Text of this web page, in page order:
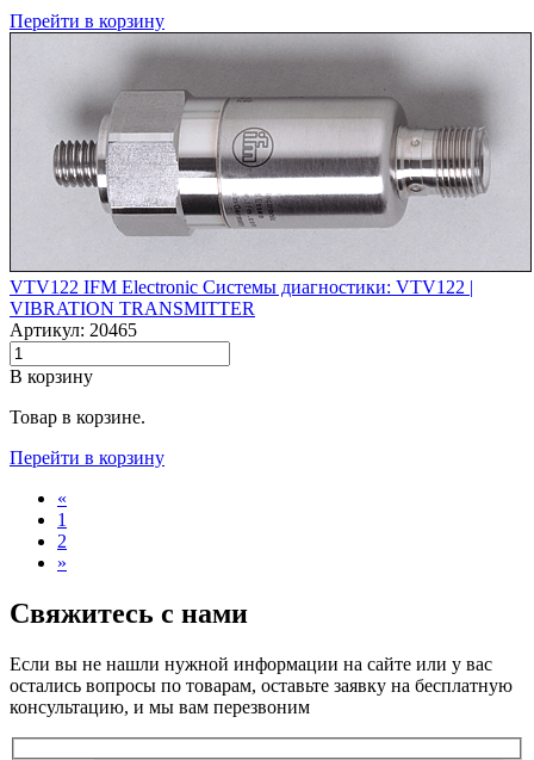
Перейти в корзину
VTV122 IFM Electronic Системы диагностики: VTV122 |‌
VIBRATION TRANSMITTER
Артикул: 20465
В корзину
Товар в корзине.
Перейти в корзину
«
1
2
»
Свяжитесь с нами
Если вы не нашли нужной информации на сайте или у вас
остались вопросы по товарам, оставьте заявку на бесплатную
консультацию, и мы вам перезвоним